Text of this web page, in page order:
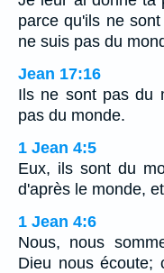
parce qu'ils ne
ne suis pas du
Jean 17:16
Ils ne sont pas du
pas du monde.
1 Jean 4:5
Eux, ils sont du
d'après le monde,
1 Jean 4:6
Nous, nous
Dieu nous écoute;